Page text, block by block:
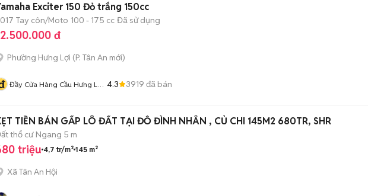
Exciter 150 Đỏ trắng 150cc
Tay côn/Moto 100 - 175 cc Đã sử dụng
đ
Phường Hưng Lợi (P. Tân An mới)
Đầy Cửa Hàng Cầu Hưng Lợi 4.3 3919 đã bán
TIỀN BÁN GẤP LÔ ĐẤT TẠI ĐỖ ĐÌNH NHÂN , CỦ CHI 145M2 680TR, SHR
thổ cư Ngang 5 m
triệu 4,7 tr/m² 145 m²
Xã Tân An Hội